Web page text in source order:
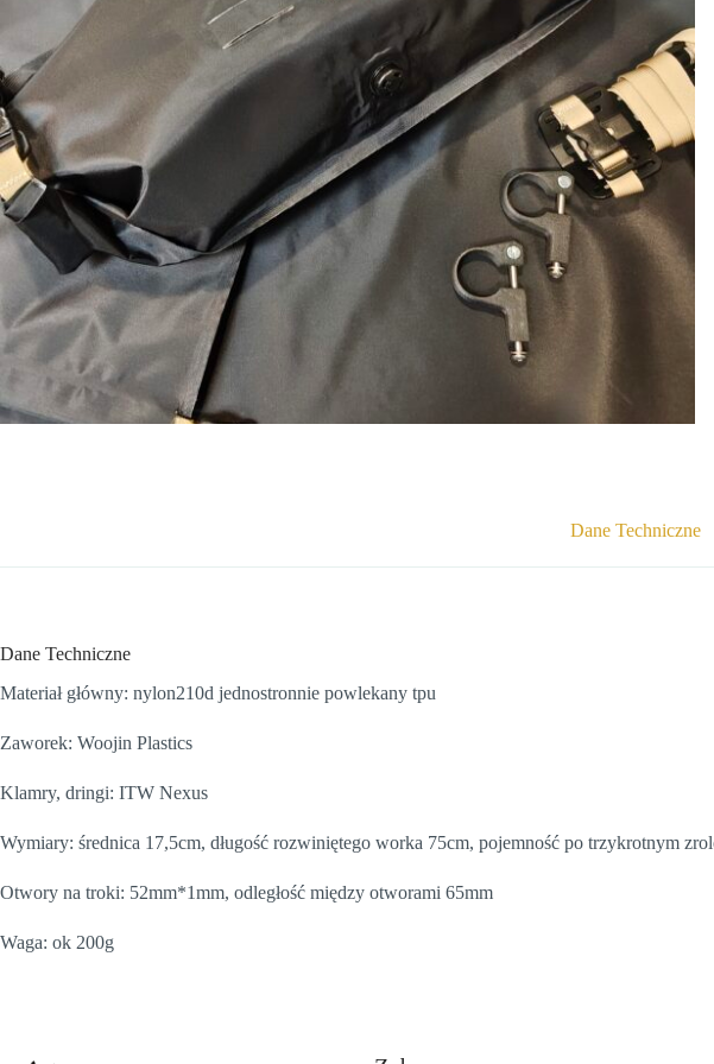
Dane Techniczne
Dane Techniczne
Materiał główny: nylon210d jednostronnie powlekany tpu
Zaworek: Woojin Plastics
Klamry, dringi: ITW Nexus
Wymiary: średnica 17,5cm, długość rozwiniętego worka 75cm, pojemność po trzykrotnym
Otwory na troki: 52mm*1mm, odległość między otworami 65mm
Waga: ok 200g